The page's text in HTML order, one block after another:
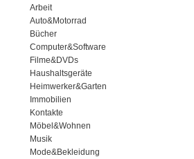
Arbeit
Auto&Motorrad
Bücher
Computer&Software
Filme&DVDs
Haushaltsgeräte
Heimwerker&Garten
Immobilien
Kontakte
Möbel&Wohnen
Musik
Mode&Bekleidung